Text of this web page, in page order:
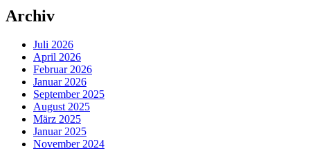
Archiv
Juli 2026
April 2026
Februar 2026
Januar 2026
September 2025
August 2025
März 2025
Januar 2025
November 2024